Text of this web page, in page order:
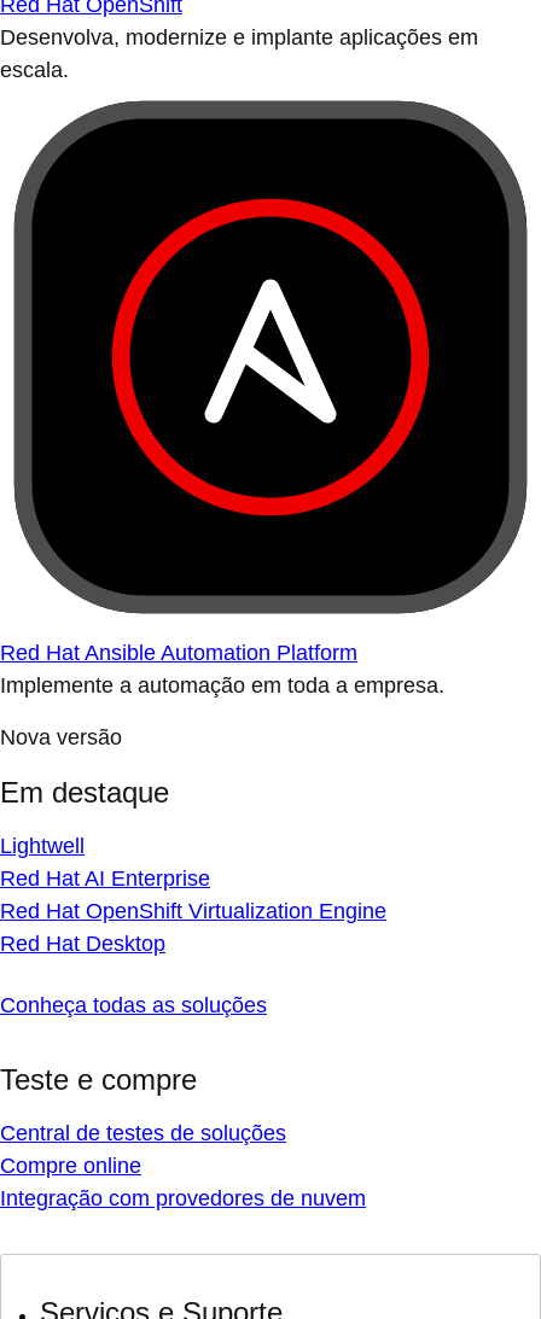
Red Hat OpenShift
Desenvolva, modernize e implante aplicações em
escala.
Red Hat Ansible Automation Platform
Implemente a automação em toda a empresa.
Nova versão
Em destaque
Lightwell
Red Hat AI Enterprise
Red Hat OpenShift Virtualization Engine
Red Hat Desktop
Conheça todas as soluções
Teste e compre
Central de testes de soluções
Compre online
Integração com provedores de nuvem
Serviços e Suporte